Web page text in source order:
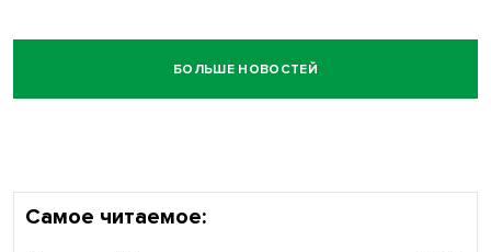
БОЛЬШЕ НОВОСТЕЙ
Самое читаемое: